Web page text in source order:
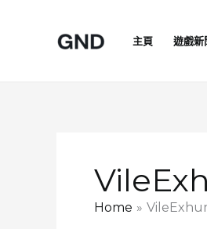
主頁 遊戲新
Home